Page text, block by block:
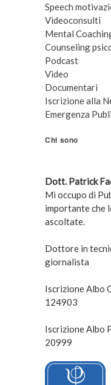
Speech
Videoconsulti
Mental
Counseling
Podcast
Video
Documentari
Iscrizione alla
Emergenza
Chi sono
Dott. Patrick
Mi occupo di
importante che
ascoltate.
Dottore in
giornalista
Iscrizione Albo
124903
Iscrizione Albo
20999